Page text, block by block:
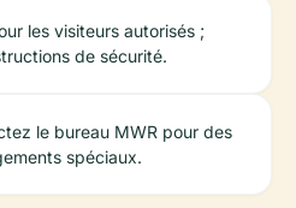
les visiteurs autorisés ;
de sécurité.
le bureau MWR pour des
spéciaux.